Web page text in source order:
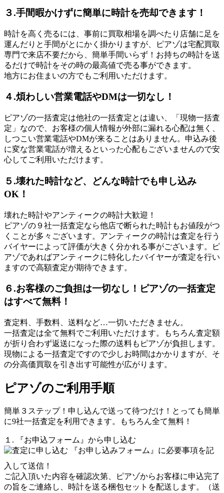
３.手間暇かけずに簡単に時計を売却できます！
時計を高く売るには、事前に買取相場を調べたり店舗に足を
運んだりと手間がとにかく掛かりますが、ピアゾは宅配買取
専門で来店不要だから、簡単手間いらず！お持ちの時計を送
るだけで時計をその時の最高値で売る事ができます。
地方にお住まいの方でもご利用いただけます。
４.煩わしい営業電話やDMは一切なし！
ピアゾの一括査定は他社の一括査定とは違い、「現物一括査
定」なので、お客様の個人情報が外部に漏れる心配は無く、
しつこい営業電話やDMが来ることはありません。申込み後
に変な営業電話が増えるといった心配もございませんので安
心してご利用いただけます。
５.壊れた時計など、どんな時計でも申し込み
OK！
壊れた時計やアンティークの時計大歓迎！
ピアゾの９社一括査定なら他店で断られた時計もお値段がつ
くことが多々ございます。アンティークの時計は査定を行う
バイヤーによって評価が大きく分かれる事がございます。ピ
アゾであればアンティークに特化したバイヤーが査定を行い
ますので高額査定が期待できます。
６.お客様のご負担は一切なし！ピアゾの一括査定
はすべて無料！
査定料、手数料、送料など…一切いただきません。
一括査定は全て無料でご利用いただけます。もちろん査定額
が折り合わず返送になった際の送料もピアゾが負担します。
現物による一括査定ですので少しお時間はかかりますが、そ
の分高価買取を引き出す可能性が広がります。
ピアゾのご利用手順
簡単３ステップ！申し込んで送って待つだけ！とっても簡単
に9社一括査定を利用できます。もちろん全て無料！
１. 『お申込フォーム』から申し込む
『お申し込みフォーム』に必要事項を記
入して送信！
ご記入頂いた内容を確認次第、ピアゾからお客様に申込完了
の旨をご連絡し、時計を送る梱包セットを配送します。（送